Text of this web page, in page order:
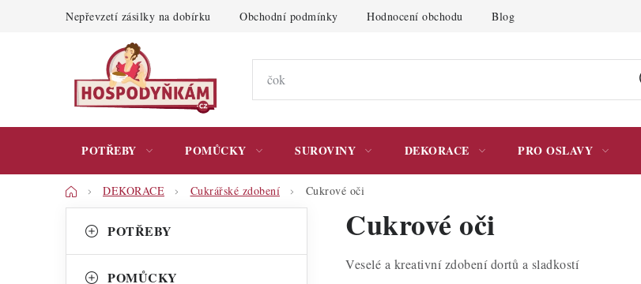
Nepřevzetí zásilky na dobírku Obchodní podmínky Hodnocení obchodu Blog
POTŘEBY POMŮCKY SUROVINY DEKORACE PRO OSLAVY
DomůDEKORACE Cukrářské zdobení Cukrové oči
okategorie
a
POTŘEBY
POMŮCKY
Cukrové oči
Veselé a kreativní zdobení dortů a sladkostí